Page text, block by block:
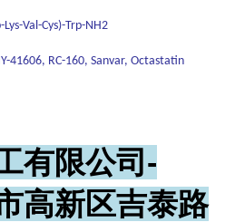
Val-Cys)-Trp-NH2
41606, RC-160, Sanvar, Octastatin
有限公司-
高新区吉泰路